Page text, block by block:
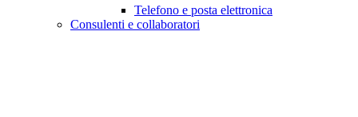
Telefono e posta elettronica
Consulenti e collaboratori